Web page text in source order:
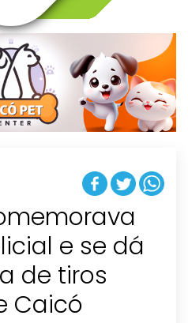
v
g
t
i
o
n
e se dá
de tiros
Caicó